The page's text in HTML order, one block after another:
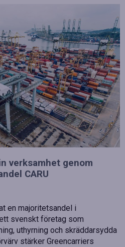
verksamhet genom
CARU
en majoritetsandel i
svenskt företag som
uthyrning och skräddarsydda
stärker Greencarriers